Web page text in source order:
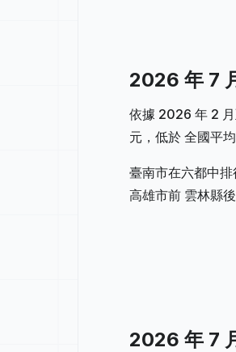
2026 年 7
依據 2026 年 2
元，低於 全國平
臺南市在六都中
高雄市前 雲林縣
2026 年 7